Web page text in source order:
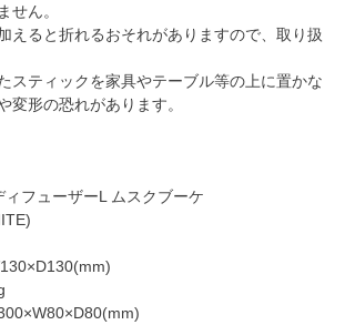
せん。
えると折れるおそれがありますので、取り扱
スティックを家具やテーブル等の上に置かな
変形の恐れがあります。
フューザーL ムスクブーケ